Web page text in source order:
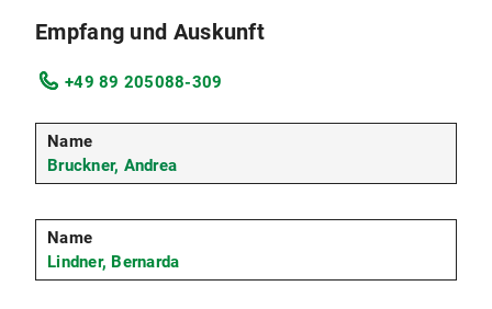
Empfang und Auskunft
+49 89 205088-309
Bruckner, Andrea
Lindner, Bernarda